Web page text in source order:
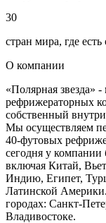
30
стран мира, где
О компании
«Полярная звезда»
рефрижераторных
собственный
Мы осуществляем
40-футовых
сегодня у
включая Китай,
Индию, Египет,
Латинской
городах: Санкт-
Владивостоке.